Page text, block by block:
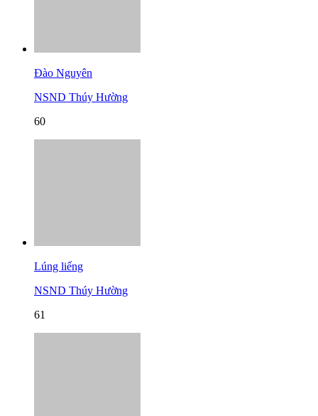
Đào Nguyên
NSND Thúy Hường
60
Lúng liếng
NSND Thúy Hường
61